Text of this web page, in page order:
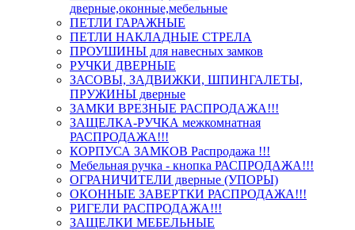
дверные,оконные,мебельные
ПЕТЛИ ГАРАЖНЫЕ
ПЕТЛИ НАКЛАДНЫЕ СТРЕЛА
ПРОУШИНЫ для навесных замков
РУЧКИ ДВЕРНЫЕ
ЗАСОВЫ, ЗАДВИЖКИ, ШПИНГАЛЕТЫ,
ПРУЖИНЫ дверные
ЗАМКИ ВРЕЗНЫЕ РАСПРОДАЖА!!!
ЗАЩЕЛКА-РУЧКА межкомнатная
РАСПРОДАЖА!!!
КОРПУСА ЗАМКОВ Распродажа !!!
Мебельная ручка - кнопка РАСПРОДАЖА!!!
ОГРАНИЧИТЕЛИ дверные (УПОРЫ)
ОКОННЫЕ ЗАВЕРТКИ РАСПРОДАЖА!!!
РИГЕЛИ РАСПРОДАЖА!!!
ЗАЩЕЛКИ МЕБЕЛЬНЫЕ